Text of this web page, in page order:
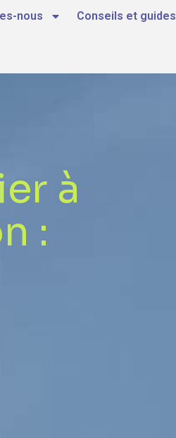
nous Conseils et guides
à
: